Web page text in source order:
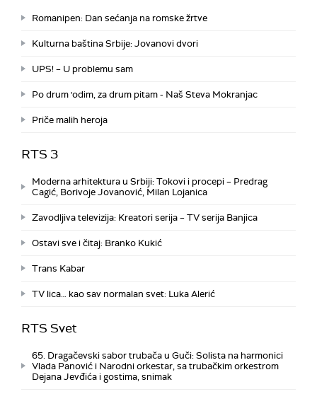
Romanipen: Dan sećanja na romske žrtve
Kulturna baština Srbije: Jovanovi dvori
UPS! – U problemu sam
Po drum 'odim, za drum pitam - Naš Steva Mokranjac
Priče malih heroja
RTS 3
Moderna arhitektura u Srbiji: Tokovi i procepi – Predrag
Cagić, Borivoje Jovanović, Milan Lojanica
Zavodljiva televizija: Kreatori serija – TV serija Banjica
Ostavi sve i čitaj: Branko Kukić
Trans Kabar
TV lica… kao sav normalan svet: Luka Alerić
RTS Svet
65. Dragačevski sabor trubača u Guči: Solista na harmonici
Vlada Panović i Narodni orkestar, sa trubačkim orkestrom
Dejana Jevđića i gostima, snimak